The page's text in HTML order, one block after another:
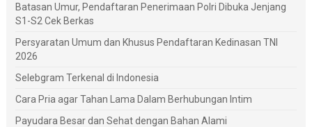
Batasan Umur, Pendaftaran Penerimaan Polri Dibuka Jenjang
S1-S2 Cek Berkas
Persyaratan Umum dan Khusus Pendaftaran Kedinasan TNI
2026
Selebgram Terkenal di Indonesia
Cara Pria agar Tahan Lama Dalam Berhubungan Intim
Payudara Besar dan Sehat dengan Bahan Alami